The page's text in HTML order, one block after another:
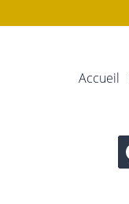
Accueil